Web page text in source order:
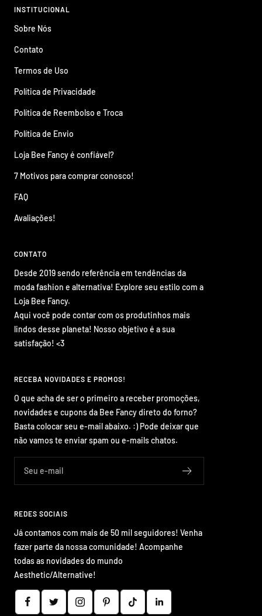
INSTITUCIONAL
Sobre Nós
Contato
Termos de Uso
Política de Privacidade
Política de Reembolso e Troca
Política de Envio
Loja Bee Fancy é confiável?
7 Motivos para comprar conosco!
FAQ
Avaliações!
CONTATO
Desde 2019 sendo referência em tendências da
moda fashion e alternativa! Explore seu estilo com a
Loja Bee Fancy.
Aqui você pode contar com os produtinhos mais
lindos desse planeta! Nosso objetivo é a sua
satisfação! <3
RECEBA NOVIDADES E PROMOS!
O que acha de ser o primeiro a receber promoções,
novidades e cupons da Bee Fancy direto do forno?
Basta colocar seu e-mail abaixo. :) Pode deixar que
não vamos te enviar spam ou e-mails chatos.
Seu e-mail
REDES SOCIAIS
Já contamos com mais de 50 mil seguidores! Venha
fazer parte da nossa comunidade! Acompanhe
todas as novidades do mundo
Aesthetic/Alternative!